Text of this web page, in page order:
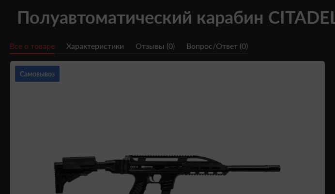
Полуавтоматический карабин
Все о товаре Характеристики Отзывы (0) Вопрос/Ответ (0)
Самовывоз